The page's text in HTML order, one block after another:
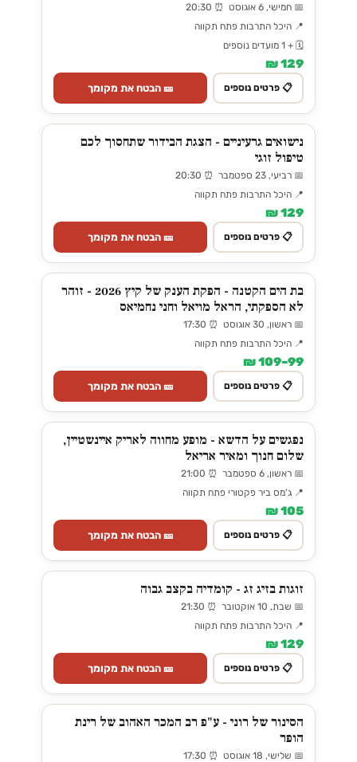
📅 חמישי, 6 אוגוסט ⏰ 20:30
📍 היכל התרבות פתח תקווה
🗓️ + 1 מועדים נוספים
129 ₪
📋 פרטים נוספים 🎫 הבטח את מקומך
נישואים גרעיניים - הצגת הבידור שתחסוך לכם
טיפול זוגי
📅 רביעי, 23 ספטמבר ⏰ 20:30
📍 היכל התרבות פתח תקווה
129 ₪
📋 פרטים נוספים 🎫 הבטח את מקומך
בת הים הקטנה - הפקת הענק של קיץ 2026 - זוהר
לא הספקתי, הראל מויאל וחני נחמיאס
📅 ראשון, 30 אוגוסט ⏰ 17:30
📍 היכל התרבות פתח תקווה
99–109 ₪
📋 פרטים נוספים 🎫 הבטח את מקומך
נפגשים על הדשא - מופע מחווה לאריק איינשטיין,
שלום חנוך ומאיר אריאל
📅 ראשון, 6 ספטמבר ⏰ 21:00
📍 ג'מס ביר פקטורי פתח תקווה
105 ₪
📋 פרטים נוספים 🎫 הבטח את מקומך
זוגות בזיג זג - קומדיה בקצב גבוה
📅 שבת, 10 אוקטובר ⏰ 21:30
📍 היכל התרבות פתח תקווה
129 ₪
📋 פרטים נוספים 🎫 הבטח את מקומך
הסינור של רוני - ע"פ רב המכר האהוב של רינת
הופר
📅 שלישי, 18 אוגוסט ⏰ 17:30